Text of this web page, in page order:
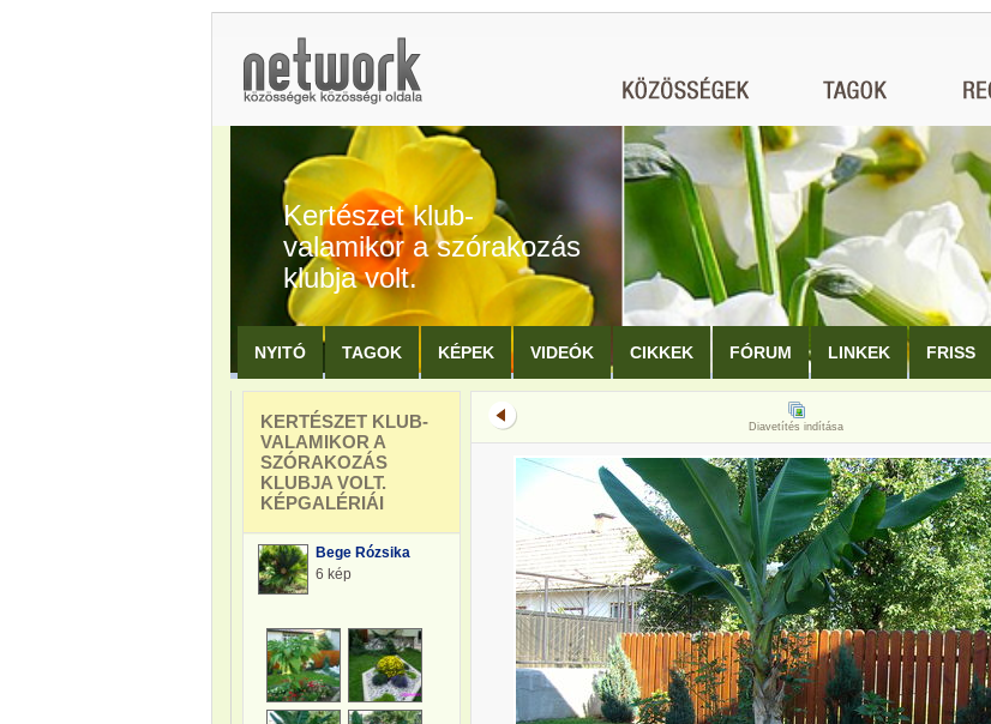
Kertészet klub-
valamikor a szórakozás
klubja volt.
NYITÓ TAGOK KÉPEK VIDEÓK CIKKEK FÓRUM LINKEK FRISS
KERTÉSZET KLUB-
VALAMIKOR A
SZÓRAKOZÁS
KLUBJA VOLT.
KÉPGALÉRIÁI
Bege Rózsika
6 kép
Diavetítés indítása